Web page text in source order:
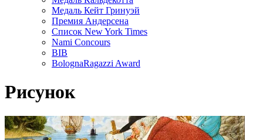
Медаль Кейт Гринуэй
Премия Андерсена
Список New York Times
Nami Concours
BIB
BolognaRagazzi Award
Рисунок